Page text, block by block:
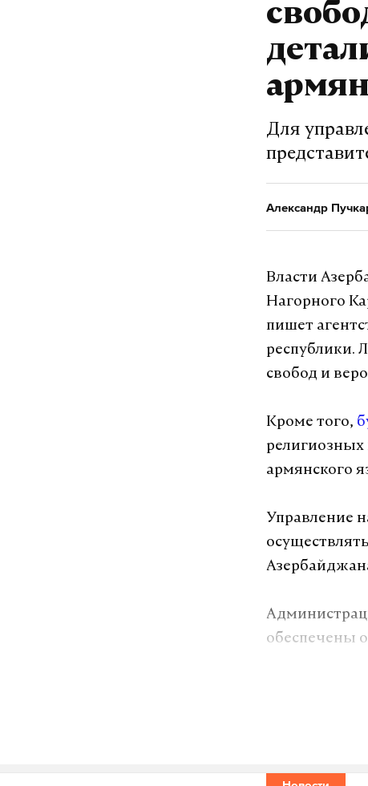
Для
Александр
Власти
Нагорного
пишет
республики.
свобод и
Кроме того,
религиозных
армянского
Управление
обеспечены